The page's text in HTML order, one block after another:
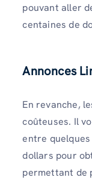
pouvant aller
centaines de
Annonces
En revanche,
coûteuses. Il
entre
dollars pour
permettant de